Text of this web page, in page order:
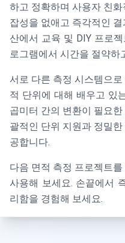
하고 정확하며 사용자 친
잡성을 없애고 즉각적인
산에서 교육 및 DIY 프로
로그램에서 시간을 절약하
서로 다른 측정 시스템으
적 단위에 대해 배우고 있
곱미터 간의 변환이 필요
괄적인 단위 지원과 정밀
공합니다.
다음 면적 측정 프로젝트
사용해 보세요. 손끝에서
리함을 경험해 보세요.